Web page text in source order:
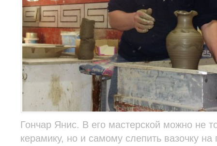
Гончар Янис. В его мастерской можно не
керамику, но и самому слепить вазочку на